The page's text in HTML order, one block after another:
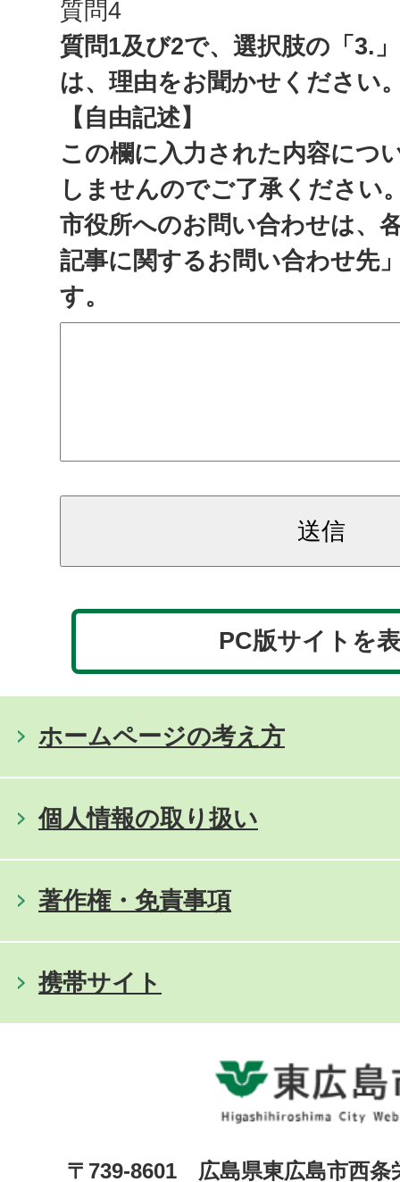
質問4
質問1及び2で、選択肢の「3.
は、理由をお聞かせください
【自由記述】
この欄に入力された内容につ
しませんのでご了承ください
市役所へのお問い合わせは、
記事に関するお問い合わせ先
す。
PC版サイトを
ホームページの考え方
個人情報の取り扱い
著作権・免責事項
携帯サイト
〒739-8601 広島県東広島市西